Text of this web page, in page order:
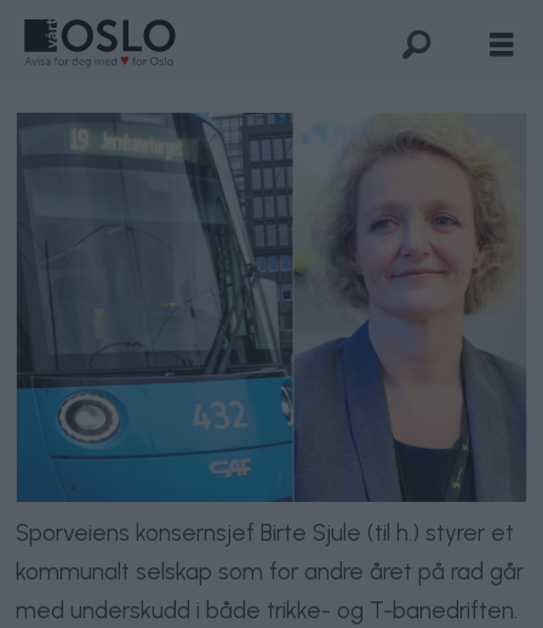
Sporveiens konsernsjef Birte Sjule (til h.) styrer et
kommunalt selskap som for andre året på rad går
med underskudd i både trikke- og T-banedriften.